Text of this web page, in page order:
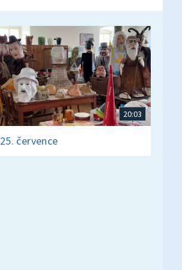
20:03
25. července